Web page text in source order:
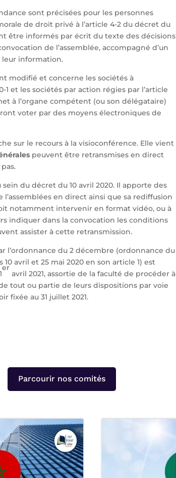
sont précisées pour les personnes
de droit privé à l’article 4-2 du décret du
être informés par écrit du texte des décisions
de l’assemblée, accompagné d’un
leur information.
modifié et concerne les sociétés à
1 et les sociétés par action régies par l’article
à l’organe compétent (ou son délégataire)
voter par des moyens électroniques de
sur le recours à la visioconférence. Elle vient
peuvent être retransmises en direct
du décret du 10 avril 2020. Il apporte des
en direct ainsi que sa rediffusion
notamment intervenir en format vidéo, ou à
indiquer dans la convocation les conditions
assister à cette retransmission.
l’ordonnance du 2 décembre (ordonnance du
avril et 25 mai 2020 en son article 1) est
er
avril 2021, assortie de la faculté de procéder à
tout ou partie de leurs dispositions par voie
fixée au 31 juillet 2021.
Parcourir nos comités